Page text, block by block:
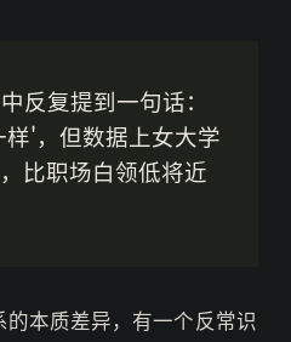
反复提到一句话：
样'，但数据上女大学
比职场白领低将近
本质差异，有一个反常识